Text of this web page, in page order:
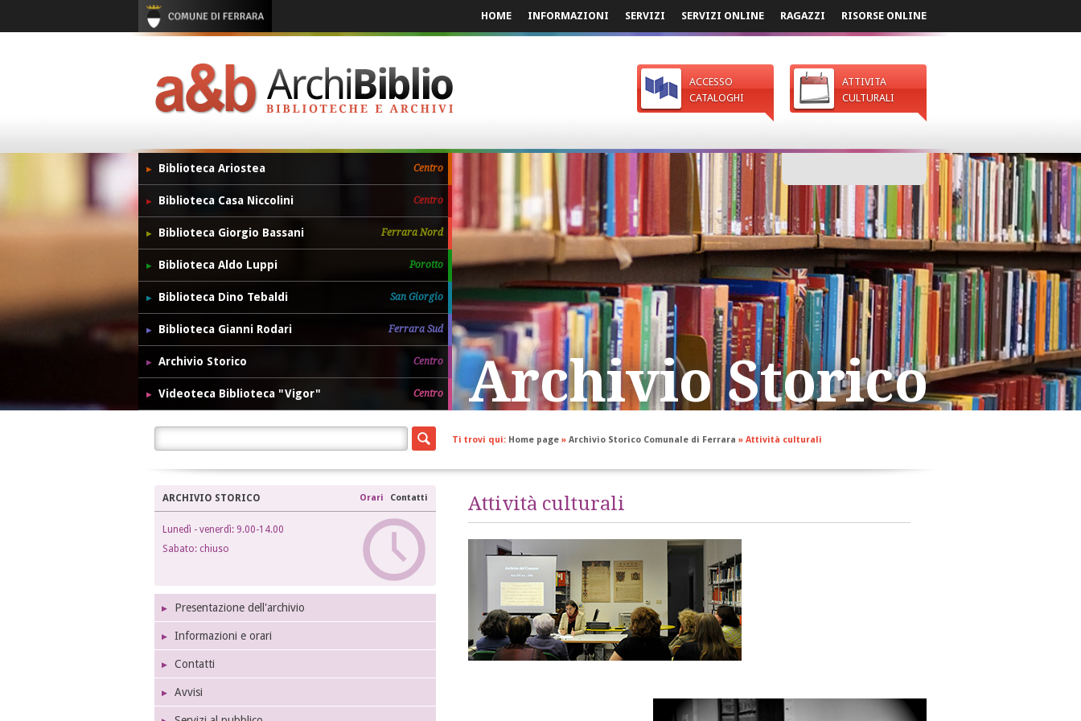
HOME INFORMAZIONI SERVIZI SERVIZI ONLINE RAGAZZI RISORSE ONLINE
ATTIVITA
CULTURALI
ACCESSO
CATALOGHI
Biblioteca Ariostea Centro
Biblioteca Casa Niccolini Centro
Biblioteca Giorgio Bassani Ferrara Nord
Biblioteca Aldo Luppi Porotto
Biblioteca Dino Tebaldi San Giorgio
Biblioteca Gianni Rodari Ferrara Sud
Archivio Storico Centro
Videoteca Biblioteca "Vigor" Centro Archivio Storico
Ti trovi qui: Home page » Archivio Storico Comunale di Ferrara » Attività culturali
Attività culturali
ARCHIVIO STORICO Orari Contatti
Lunedì - venerdì: 9.00-14.00
Sabato: chiuso
via Giuoco del Pallone, 8 - 44121 Ferrara
mezzetti.ariostea@edu.comune.fe.it
Presentazione dell'archivio
Informazioni e orari
Contatti
Avvisi